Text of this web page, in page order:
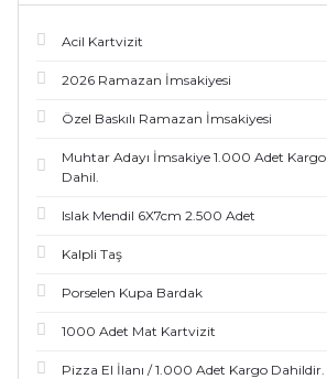
Acil Kartvizit
2026 Ramazan İmsakiyesi
Özel Baskılı Ramazan İmsakiyesi
Muhtar Adayı İmsakiye 1.000 Adet Kargo
Dahil.
Islak Mendil 6X7cm 2.500 Adet
Kalpli Taş
Porselen Kupa Bardak
1000 Adet Mat Kartvizit
Pizza El İlanı / 1.000 Adet Kargo Dahildir.